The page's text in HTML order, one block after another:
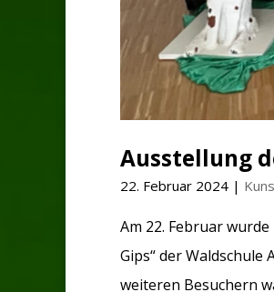
Ausstellung
22. Februar 2024 |
Am 22. Februar
Gips“ der
weiteren Besuchern